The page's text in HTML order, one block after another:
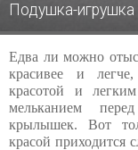
Подушка-
Едва ли можно
красивее и
красотой и
мельканием
крылышек. Вот
красой приходится